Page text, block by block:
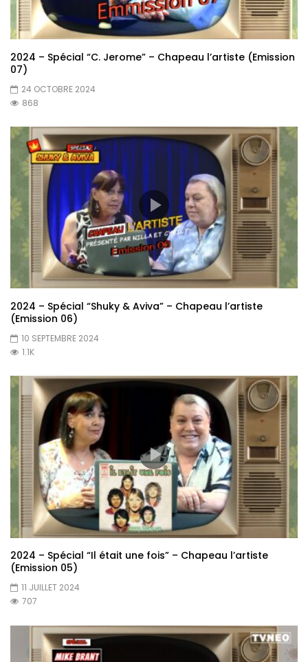
2024 – Spécial “C. Jerome” – Chapeau l’artiste (Emission
07)
24 OCTOBRE 2024
868
2024 – Spécial “Shuky & Aviva” – Chapeau l’artiste
(Emission 06)
10 SEPTEMBRE 2024
1.1K
2024 – Spécial “Il était une fois” – Chapeau l’artiste
(Emission 05)
11 JUILLET 2024
707